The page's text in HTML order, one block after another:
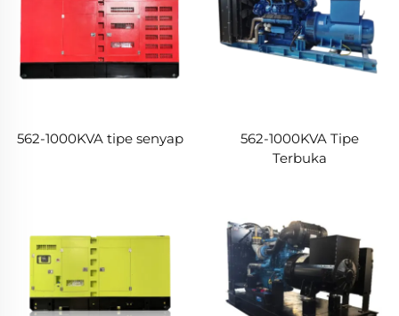
562-1000KVA tipe senyap
562-1000KVA Tipe
Terbuka